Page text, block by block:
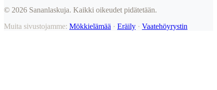
© 2026 Sananlaskuja. Kaikki oikeudet pidätetään.
Muita sivustojamme: Mökkielämää · Eräily · Vaatehöyrystin